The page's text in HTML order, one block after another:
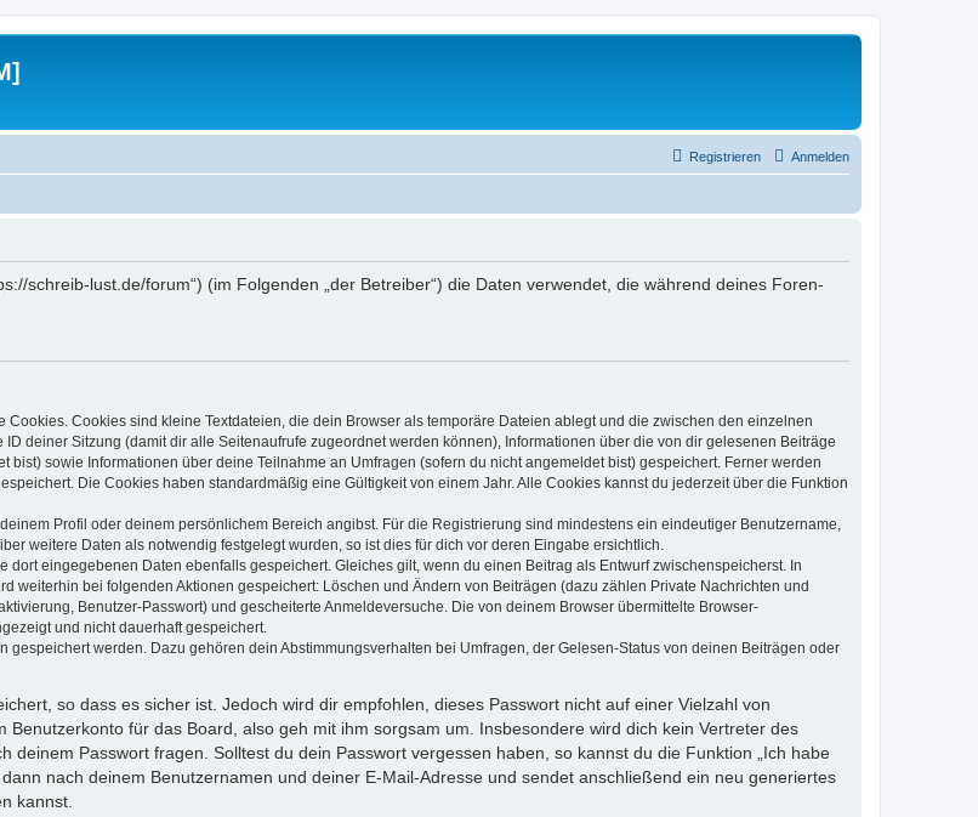
Anmelden
Registrieren
schreib-lust.de/forum“) (im Folgenden „der Betreiber“) die Daten verwendet, die während deines Foren-
Cookies sind kleine Textdateien, die dein Browser als temporäre Dateien ablegt und die zwischen den einzelnen
deiner Sitzung (damit dir alle Seitenaufrufe zugeordnet werden können), Informationen über die von dir gelesenen Beiträge
sowie Informationen über deine Teilnahme an Umfragen (sofern du nicht angemeldet bist) gespeichert. Ferner werden
Die Cookies haben standardmäßig eine Gültigkeit von einem Jahr. Alle Cookies kannst du jederzeit über die Funktion
Profil oder deinem persönlichem Bereich angibst. Für die Registrierung sind mindestens ein eindeutiger Benutzername,
weitere Daten als notwendig festgelegt wurden, so ist dies für dich vor deren Eingabe ersichtlich.
eingegebenen Daten ebenfalls gespeichert. Gleiches gilt, wenn du einen Beitrag als Entwurf zwischenspeicherst. In
weiterhin bei folgenden Aktionen gespeichert: Löschen und Ändern von Beiträgen (dazu zählen Private Nachrichten und
Benutzer-Passwort) und gescheiterte Anmeldeversuche. Die von deinem Browser übermittelte Browser-
und nicht dauerhaft gespeichert.
werden. Dazu gehören dein Abstimmungsverhalten bei Umfragen, der Gelesen-Status von deinen Beiträgen oder
so dass es sicher ist. Jedoch wird dir empfohlen, dieses Passwort nicht auf einer Vielzahl von
für das Board, also geh mit ihm sorgsam um. Insbesondere wird dich kein Vertreter des
deinem Passwort fragen. Solltest du dein Passwort vergessen haben, so kannst du die Funktion „Ich habe
nach deinem Benutzernamen und deiner E-Mail-Adresse und sendet anschließend ein neu generiertes
kannst.